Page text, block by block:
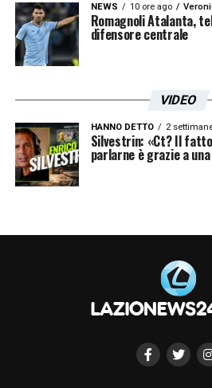
NEWS 10 ore ago
Romagnoli Atalanta,
difensore centrale
VIDEO
HANNO DETTO 2
Silvestrin: «Ct? Il
parlarne è grazie a